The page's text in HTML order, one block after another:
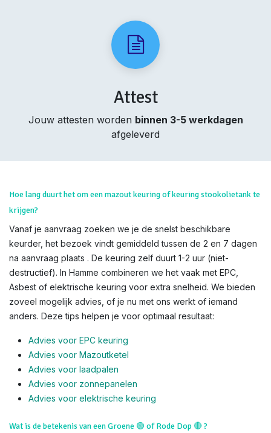
Attest
Jouw attesten worden binnen 3-5 werkdagen
afgeleverd
Hoe lang duurt het om een mazout keuring of keuring stookolietank te
krijgen?
Vanaf je aanvraag zoeken we je de snelst beschikbare
keurder, het bezoek vindt gemiddeld tussen de 2 en 7 dagen
na aanvraag plaats . De keuring zelf duurt 1-2 uur (niet-
destructief). In Hamme combineren we het vaak met EPC,
Asbest of elektrische keuring voor extra snelheid. We bieden
zoveel mogelijk advies, of je nu met ons werkt of iemand
anders. Deze tips helpen je voor optimaal resultaat:
Advies voor EPC keuring
Advies voor Mazoutketel
Advies voor laadpalen
Advies voor zonnepanelen
Advies voor elektrische keuring
Wat is de betekenis van een Groene 🟢 of Rode Dop🔴?